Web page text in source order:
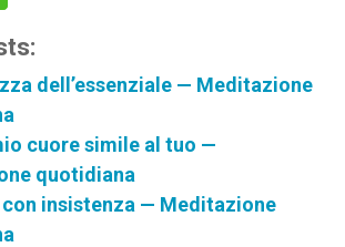
dell’essenziale — Meditazione
cuore simile al tuo —
quotidiana
con insistenza — Meditazione